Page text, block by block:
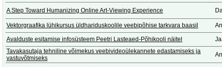
A Step Toward Humanizing Online Art-Viewing Experience
Vektorgraafika lühikursus üldhariduskoolile veebipõhise tarkvara baasil
Avalduste esitamise infosüsteem Peetri Lasteaed-Põhikooli näitel
Tavakasutaja tehniline võimekus veebivideoülekannete edastamiseks ja
vastuvõtmiseks